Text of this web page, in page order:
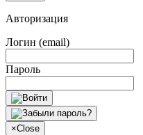
Авторизация
Логин (email)
Пароль
×Close